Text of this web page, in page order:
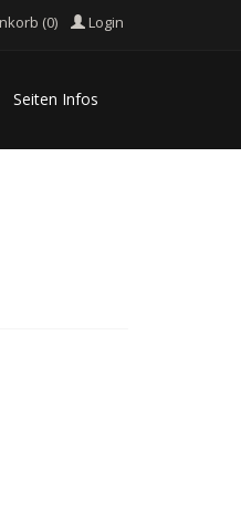
(0) Login
Seiten Infos